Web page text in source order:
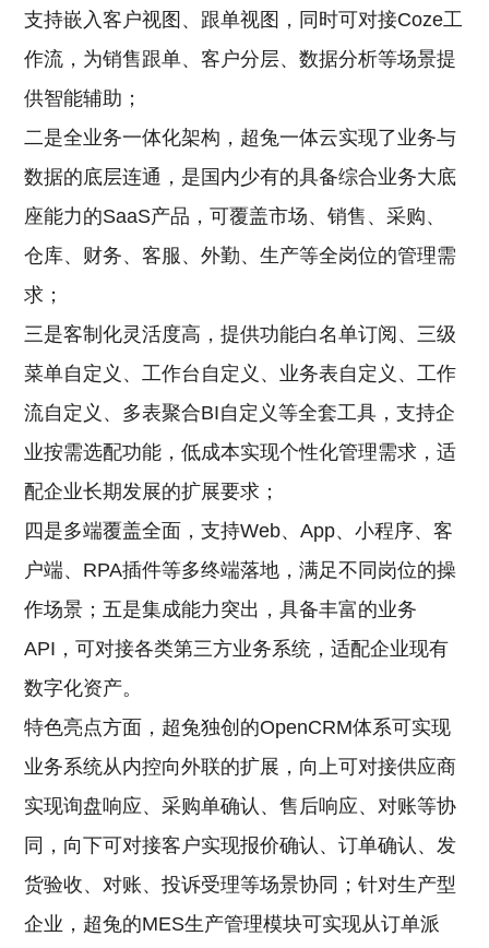
支持嵌入客户视图、跟单视图，同时可对接Coze工
作流，为销售跟单、客户分层、数据分析等场景提
供智能辅助；
二是全业务一体化架构，超兔一体云实现了业务与
数据的底层连通，是国内少有的具备综合业务大底
座能力的SaaS产品，可覆盖市场、销售、采购、
仓库、财务、客服、外勤、生产等全岗位的管理需
求；
三是客制化灵活度高，提供功能白名单订阅、三级
菜单自定义、工作台自定义、业务表自定义、工作
流自定义、多表聚合BI自定义等全套工具，支持企
业按需选配功能，低成本实现个性化管理需求，适
配企业长期发展的扩展要求；
四是多端覆盖全面，支持Web、App、小程序、客
户端、RPA插件等多终端落地，满足不同岗位的操
作场景；五是集成能力突出，具备丰富的业务
API，可对接各类第三方业务系统，适配企业现有
数字化资产。
特色亮点方面，超兔独创的OpenCRM体系可实现
业务系统从内控向外联的扩展，向上可对接供应商
实现询盘响应、采购单确认、售后响应、对账等协
同，向下可对接客户实现报价确认、订单确认、发
货验收、对账、投诉受理等场景协同；针对生产型
企业，超兔的MES生产管理模块可实现从订单派